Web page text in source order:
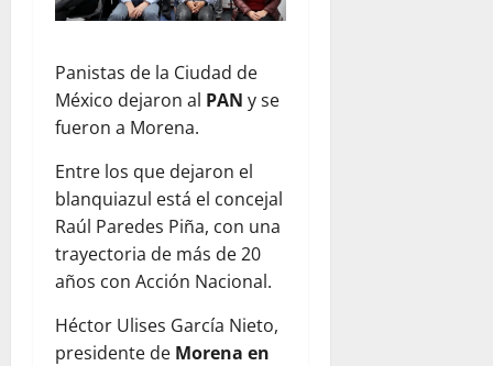
Panistas de la Ciudad de
México dejaron al PAN y se
fueron a Morena.
Entre los que dejaron el
blanquiazul está el concejal
Raúl Paredes Piña, con una
trayectoria de más de 20
años con Acción Nacional.
Héctor Ulises García Nieto,
presidente de Morena en